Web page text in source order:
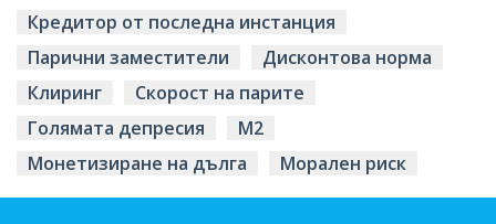
Кредитор от последна инстанция
Парични заместители
Дисконтова норма
Клиринг
Скорост на парите
Голямата депресия
М2
Монетизиране на дълга
Морален риск